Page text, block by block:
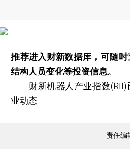
推荐进入财新数据库 ，可随
结构人员变化等投资信息。
财新机器人产业指数(RII)
业动态
责任编